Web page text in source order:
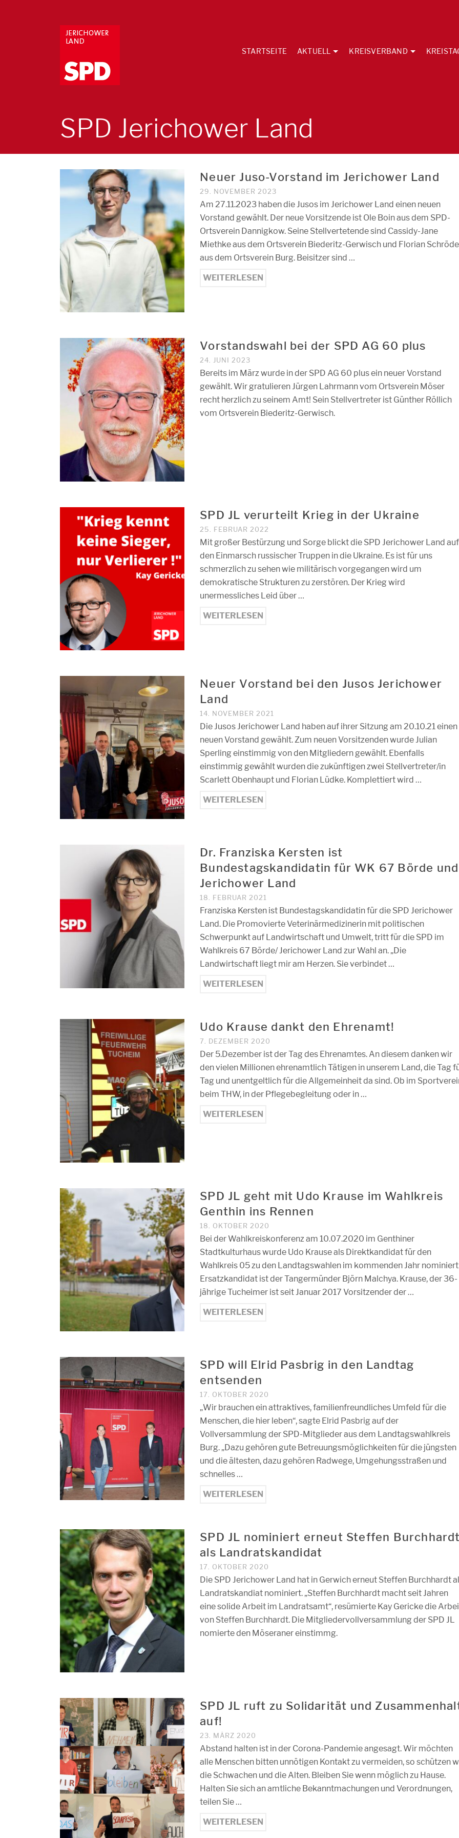
STARTSEITE AKTUELL KREISVERBAND
SPD Jerichower Land
Neuer Juso-Vorstand im Jerichower Land
29. NOVEMBER 2023
Am 27.11.2023 haben die Jusos im Jerichower Land einen neuen
Vorstand gewählt. Der neue Vorsitzende ist Ole Boin aus dem SPD-
Ortsverein Dannigkow. Seine Stellvertetende sind Cassidy-Jane
Miethke aus dem Ortsverein Biederitz-Gerwisch und Florian
aus dem Ortsverein Burg. Beisitzer sind …
WEITERLESEN
Vorstandswahl bei der SPD AG 60 plus
24. JUNI 2023
Bereits im März wurde in der SPD AG 60 plus ein neuer Vorstand
gewählt. Wir gratulieren Jürgen Lahrmann vom Ortsverein Möser
recht herzlich zu seinem Amt! Sein Stellvertreter ist Günther Röllich
vom Ortsverein Biederitz-Gerwisch.
SPD JL verurteilt Krieg in der Ukraine
25. FEBRUAR 2022
Mit großer Bestürzung und Sorge blickt die SPD Jerichower Land auf
den Einmarsch russischer Truppen in die Ukraine. Es ist für uns
schmerzlich zu sehen wie militärisch vorgegangen wird um
demokratische Strukturen zu zerstören. Der Krieg wird
unermessliches Leid über …
WEITERLESEN
Neuer Vorstand bei den Jusos Jerichower
Land
14. NOVEMBER 2021
Die Jusos Jerichower Land haben auf ihrer Sitzung am 20.10.21 einen
neuen Vorstand gewählt. Zum neuen Vorsitzenden wurde Julian
Sperling einstimmig von den Mitgliedern gewählt. Ebenfalls
einstimmig gewählt wurden die zukünftigen zwei Stellvertreter/in
Scarlett Obenhaupt und Florian Lüdke. Komplettiert wird …
WEITERLESEN
Dr. Franziska Kersten ist
Bundestagskandidatin für WK 67 Börde und
Jerichower Land
18. FEBRUAR 2021
Franziska Kersten ist Bundestagskandidatin für die SPD Jerichower
Land. Die Promovierte Veterinärmedizinerin mit politischen
Schwerpunkt auf Landwirtschaft und Umwelt, tritt für die SPD im
Wahlkreis 67 Börde/ Jerichower Land zur Wahl an. „Die
Landwirtschaft liegt mir am Herzen. Sie verbindet …
WEITERLESEN
Udo Krause dankt den Ehrenamt!
7. DEZEMBER 2020
Der 5.Dezember ist der Tag des Ehrenamtes. An diesem danken wir
den vielen Millionen ehrenamtlich Tätigen in unserem Land, die Tag
Tag und unentgeltlich für die Allgemeinheit da sind. Ob im
beim THW, in der Pflegebegleitung oder in …
WEITERLESEN
SPD JL geht mit Udo Krause im Wahlkreis
Genthin ins Rennen
18. OKTOBER 2020
Bei der Wahlkreiskonferenz am 10.07.2020 im Genthiner
Stadtkulturhaus wurde Udo Krause als Direktkandidat für den
Wahlkreis 05 zu den Landtagswahlen im kommenden Jahr
Ersatzkandidat ist der Tangermünder Björn Malchya. Krause, der 36-
jährige Tucheimer ist seit Januar 2017 Vorsitzender der …
WEITERLESEN
SPD will Elrid Pasbrig in den Landtag
entsenden
17. OKTOBER 2020
„Wir brauchen ein attraktives, familienfreundliches Umfeld für die
Menschen, die hier leben“, sagte Elrid Pasbrig auf der
Vollversammlung der SPD-Mitglieder aus dem Landtagswahlkreis
Burg. „Dazu gehören gute Betreuungsmöglichkeiten für die jüngsten
und die ältesten, dazu gehören Radwege, Umgehungsstraßen und
schnelles …
WEITERLESEN
SPD JL nominiert erneut Steffen
als Landratskandidat
17. OKTOBER 2020
Die SPD Jerichower Land hat in Gerwich erneut Steffen Burchhardt
Landratskandiat nominiert. „Steffen Burchhardt macht seit Jahren
eine solide Arbeit im Landratsamt“, resümierte Kay Gericke die
von Steffen Burchhardt. Die Mitgliedervollversammlung der SPD JL
nomierte den Möseraner einstimmg.
SPD JL ruft zu Solidarität und
auf!
23. MÄRZ 2020
Abstand halten ist in der Corona-Pandemie angesagt. Wir möchten
alle Menschen bitten unnötigen Kontakt zu vermeiden, so schützen
die Schwachen und die Alten. Bleiben Sie wenn möglich zu Hause.
Halten Sie sich an amtliche Bekanntmachungen und Verordnungen,
teilen Sie …
WEITERLESEN